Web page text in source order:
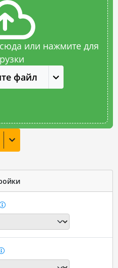
или нажмите для
файл